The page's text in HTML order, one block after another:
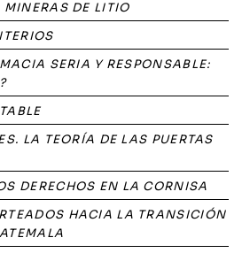
DE LITIO
SERIA Y RESPONSABLE:
LA TEORÍA DE LAS PUERTAS
DERECHOS EN LA CORNISA
HACIA LA TRANSICIÓN